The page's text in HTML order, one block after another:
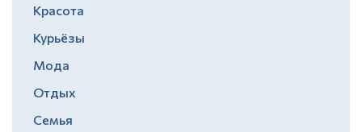
Красота
Курьёзы
Мода
Отдых
Семья